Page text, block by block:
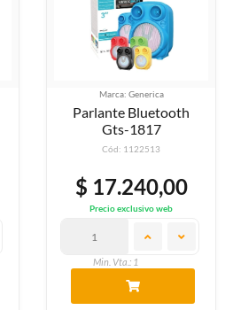
Marca: Generica
Parlante Bluetooth
Gts-1817
Cód: 1122513
$ 17.240,00
Precio exclusivo web
Min. Vta.: 1